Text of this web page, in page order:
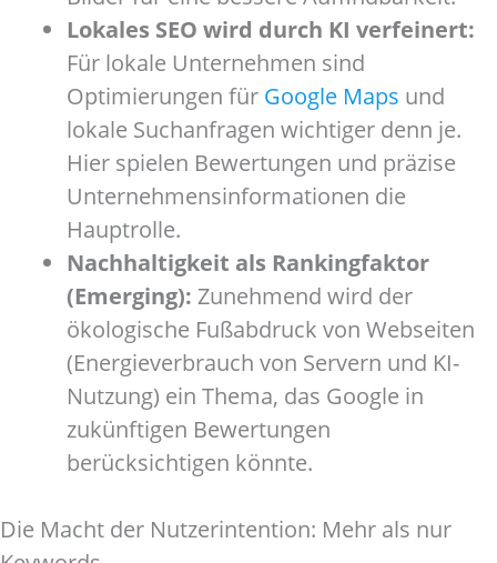
Lokales SEO wird durch KI verfeinert:
Für lokale Unternehmen sind
Optimierungen für Google Maps und
lokale Suchanfragen wichtiger denn je.
Hier spielen Bewertungen und präzise
Unternehmensinformationen die
Hauptrolle.
Nachhaltigkeit als Rankingfaktor
(Emerging): Zunehmend wird der
ökologische Fußabdruck von Webseiten
(Energieverbrauch von Servern und KI-
Nutzung) ein Thema, das Google in
zukünftigen Bewertungen
berücksichtigen könnte.
Die Macht der Nutzerintention: Mehr als nur